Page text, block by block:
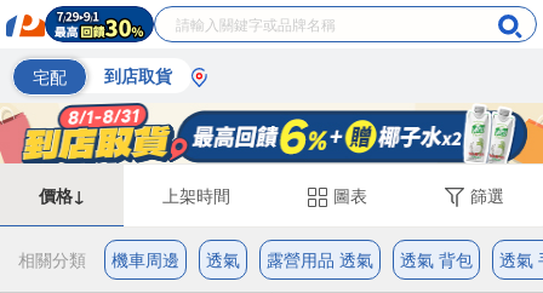
宅配 到店取貨
價格↓ 上架時間 圖表 篩選
相關分類 機車周邊 透氣 露營用品 透氣 透氣 背包 透氣